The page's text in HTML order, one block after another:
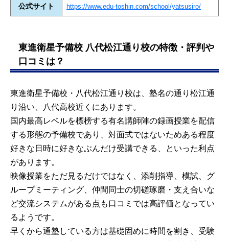
公式サイト https://www.edu-toshin.com/school/yatsusiro/
東進衛星予備校 八代松江通り校の特徴・評判や
口コミは？
東進衛星予備校・八代松江通り校は、塾名の通り松江通
り沿い、八代高校近くにあります。
国内最高レベルを標榜する有名講師陣の録画授業を配信
する形態の予備校であり、対面式ではないためある程度
好きな日時に好きなぶんだけ受講できる、といった利点
があります。
映像授業をただ見るだけではなく、添削指導、模試、グ
ループミーティング、仲間同士の切磋琢磨・支え合いな
ど交流システムがある点も口コミでは高評価となってい
るようです。
早くから通塾している方は基礎固めに時間を割き、受験